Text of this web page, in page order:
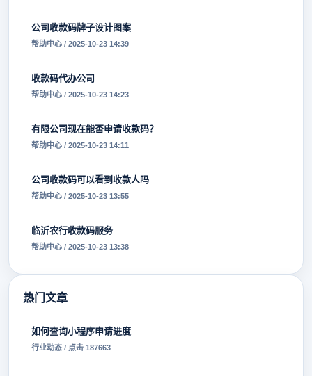
公司收款码牌子设计图案
帮助中心 / 2025-10-23 14:39
收款码代办公司
帮助中心 / 2025-10-23 14:23
有限公司现在能否申请收款码？
帮助中心 / 2025-10-23 14:11
公司收款码可以看到收款人吗
帮助中心 / 2025-10-23 13:55
临沂农行收款码服务
帮助中心 / 2025-10-23 13:38
热门文章
如何查询小程序申请进度
行业动态 / 点击 187663